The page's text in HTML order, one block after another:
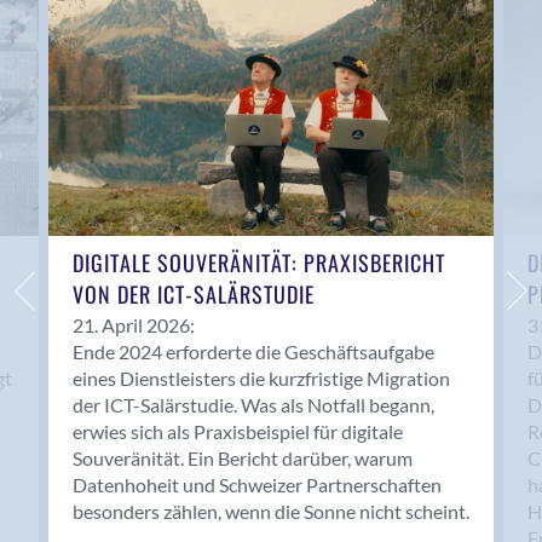
Anwil
Appenzell
Au SG
Baar
Baden
Balsthal
Balzers
Basel
Bassersdorf
Belp
Bendern
Benken (SG)
Bergdietikon
Berlin
Bern
Bern - Liebefeld
DIGITALE SOUVERÄNITÄT: PRAXISBERICHT
VON DER ICT-SALÄRSTUDIE
21. April 2026:
Ende 2024 erforderte die Geschäftsaufgabe
eines Dienstleisters die kurzfristige Migration
der ICT-Salärstudie. Was als Notfall begann,
erwies sich als Praxisbeispiel für digitale
Souveränität. Ein Bericht darüber, warum
Datenhoheit und Schweizer Partnerschaften
besonders zählen, wenn die Sonne nicht scheint.